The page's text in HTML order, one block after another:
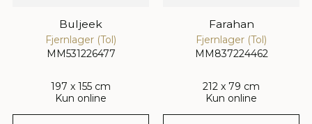
Buljeek
Fjernlager (Tol)
MM531226477
197 x 155 cm
Kun online
Farahan
Fjernlager (Tol)
MM837224462
212 x 79 cm
Kun online